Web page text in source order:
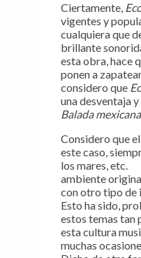
Ciertamente,
vigentes y
cualquiera que
brillante
esta obra, hace
ponen a
considero que
una desventaja
Balada mexicana
Considero que
este caso,
los mares, etc.
ambiente
con otro tipo de
Esto ha sido,
estos temas tan
esta cultura
muchas